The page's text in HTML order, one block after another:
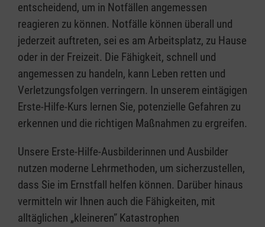
entscheidend, um in Notfällen angemessen
reagieren zu können. Notfälle können überall und
jederzeit auftreten, sei es am Arbeitsplatz, zu Hause
oder in der Freizeit. Die Fähigkeit, schnell und
angemessen zu handeln, kann Leben retten und
Verletzungsfolgen verringern. In unserem eintägigen
Erste-Hilfe-Kurs lernen Sie, potenzielle Gefahren zu
erkennen und die richtigen Maßnahmen zu ergreifen.
Unsere Erste-Hilfe-Ausbilderinnen und Ausbilder
nutzen moderne Lehrmethoden, um sicherzustellen,
dass Sie im Ernstfall helfen können. Darüber hinaus
vermitteln wir Ihnen auch die Fähigkeiten, mit
alltäglichen „kleineren” Katastrophen